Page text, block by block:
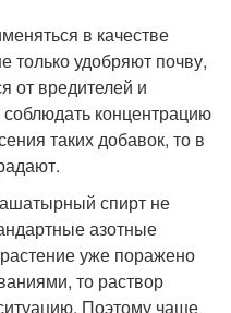
в качестве
только удобряют почву,
от вредителей и
концентрацию
таких добавок, то в
спирт не
азотные
уже поражено
то раствор
Поэтому чаще